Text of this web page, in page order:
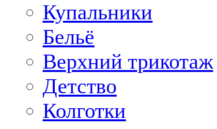
Купальники
Бельё
Верхний трикотаж
Детство
Колготки